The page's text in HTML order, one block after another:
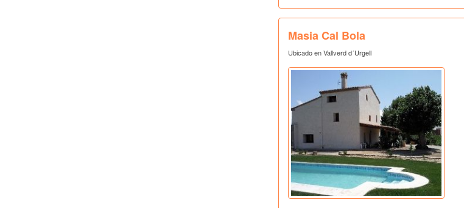
Masia Cal Bola
Ubicado en Vallverd d´Urgell